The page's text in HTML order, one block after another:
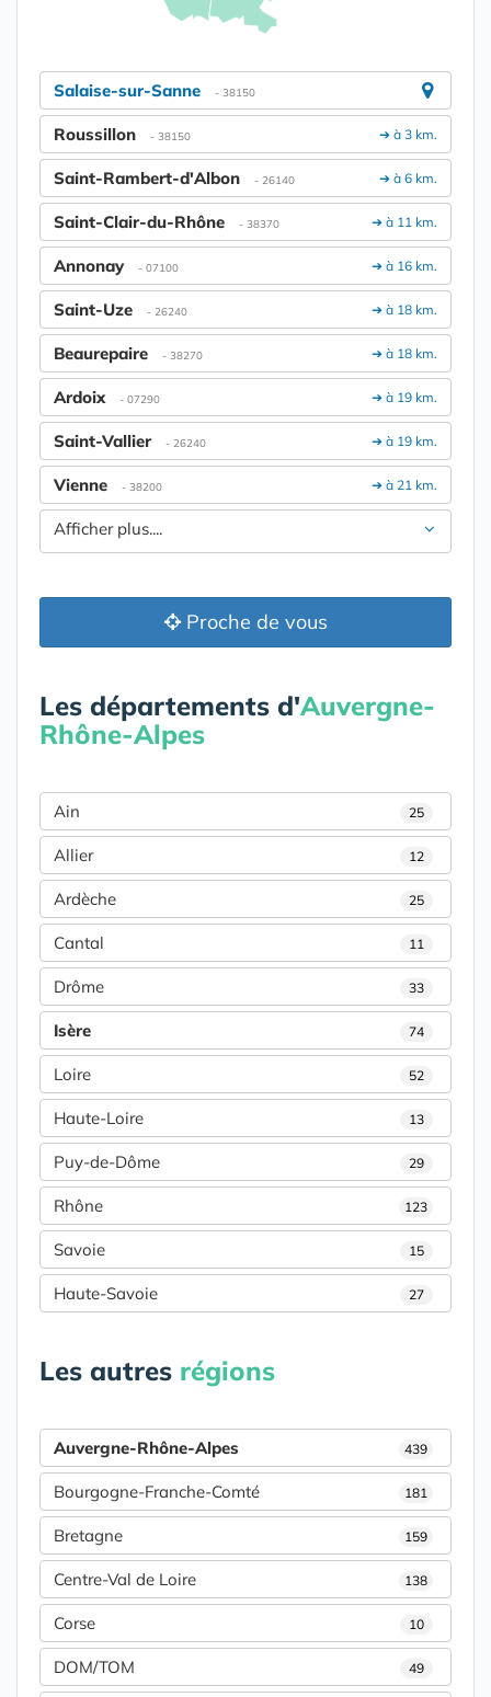
Salaise-sur-Sanne - 38150
➔ à 3 km.
Roussillon - 38150
➔ à 6 km.
Saint-Rambert-d'Albon - 26140
➔ à 11 km.
Saint-Clair-du-Rhône - 38370
➔ à 16 km.
Annonay - 07100
➔ à 18 km.
Saint-Uze - 26240
➔ à 18 km.
Beaurepaire - 38270
➔ à 19 km.
Ardoix - 07290
➔ à 19 km.
Saint-Vallier - 26240
➔ à 21 km.
Vienne - 38200
Afficher plus....
Proche de vous
Les départements d'Auvergne-
Rhône-Alpes
Ain 25
Allier 12
Ardèche 25
Cantal 11
Drôme 33
Isère 74
Loire 52
Haute-Loire 13
Puy-de-Dôme 29
Rhône 123
Savoie 15
Haute-Savoie 27
Les autres régions
Auvergne-Rhône-Alpes 439
Bourgogne-Franche-Comté 181
Bretagne 159
Centre-Val de Loire 138
Corse 10
DOM/TOM 49